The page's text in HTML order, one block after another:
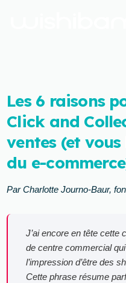
Les 6 raisons
Click and
ventes (et
du e-
Par Charlotte Journo-Baur,
J’ai encore en tête cette
de centre commercial
l’impression d’être des
Cette phrase résume